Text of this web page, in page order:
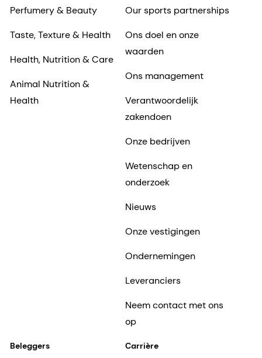
Perfumery & Beauty
Taste, Texture & Health
Health, Nutrition & Care
Animal Nutrition &
Health
Our sports partnerships
Ons doel en onze
waarden
Ons management
Verantwoordelijk
zakendoen
Onze bedrijven
Wetenschap en
onderzoek
Nieuws
Onze vestigingen
Ondernemingen
Leveranciers
Neem contact met ons
op
Beleggers Carrière